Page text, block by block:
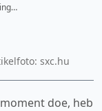
sxc.hu
doe, heb